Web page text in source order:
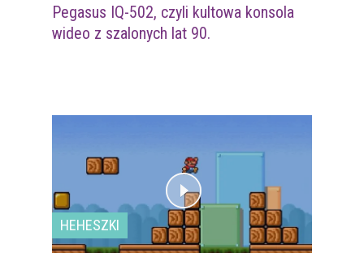
Pegasus IQ-502, czyli kultowa konsola
wideo z szalonych lat 90.
HEHESZKI